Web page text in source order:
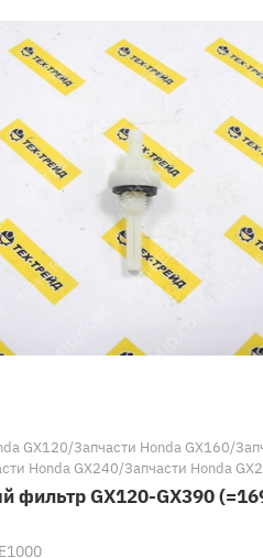
GX120/Запчасти Honda GX160/
Honda GX240/Запчасти Honda
Запчасти Honda GX390
фильтр GX120-GX390